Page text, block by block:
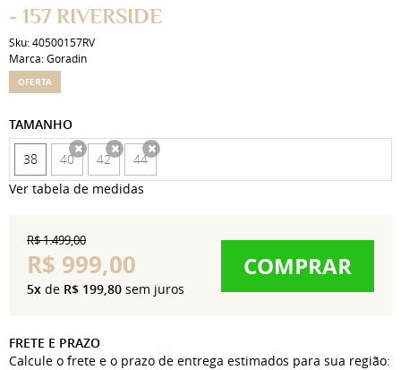
- 157 RIVERSIDE
Sku:40500157RV
Marca:Goradin
OFERTA
TAMANHO
38 40
x 42
x 44
x
Ver tabela de medidas
R$ 1.499,00
R$ 999,00
5x de R$ 199,80 sem juros
COMPRAR
FRETE E PRAZO
Calcule o frete e o prazo de entrega estimados para sua região: